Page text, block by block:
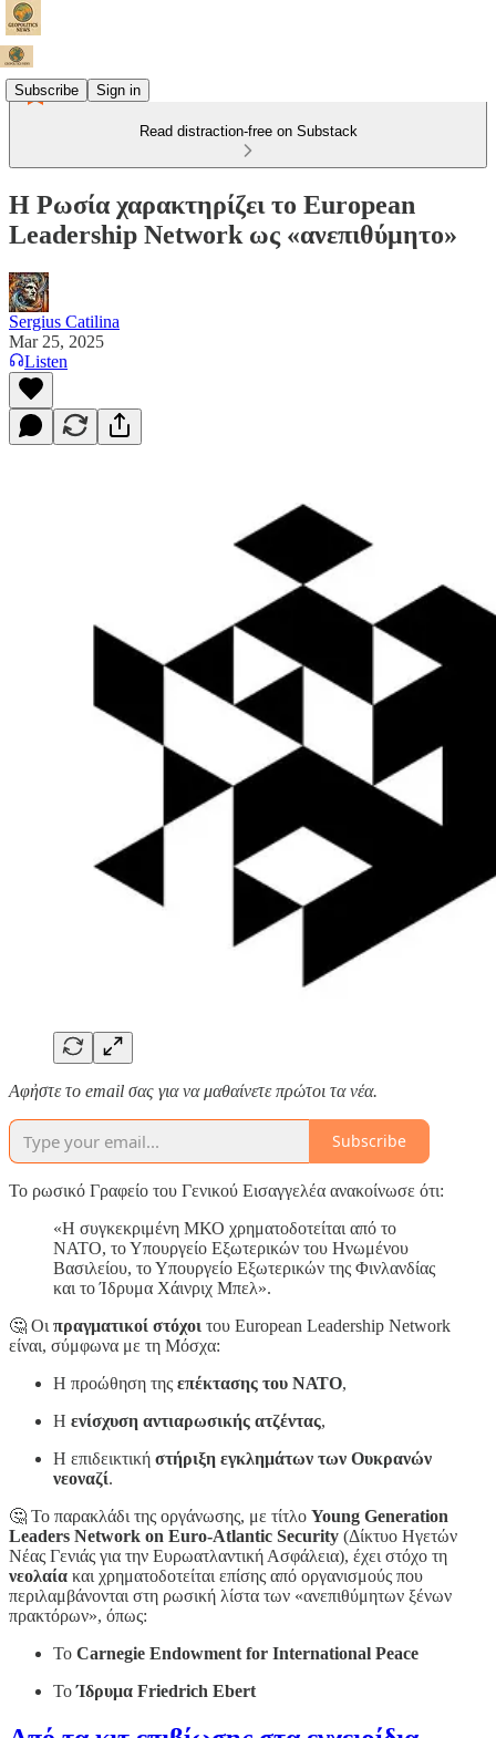
Subscribe Sign in
Read distraction-free on Substack
Η Ρωσία χαρακτηρίζει το European
Leadership Network ως «ανεπιθύμητο»
Sergius Catilina
Mar 25, 2025
Listen
Αφἠστε το email σας για να μαθαίνετε πρώτοι τα νέα.
Subscribe
Το ρωσικό Γραφείο του Γενικού Εισαγγελέα ανακοίνωσε ότι:
«Η συγκεκριμένη ΜΚΟ χρηματοδοτείται από το
ΝΑΤΟ, το Υπουργείο Εξωτερικών του Ηνωμένου
Βασιλείου, το Υπουργείο Εξωτερικών της Φινλανδίας
και το Ίδρυμα Χάινριχ Μπελ».
🤔 Οι πραγματικοί στόχοι του European Leadership Network
είναι, σύμφωνα με τη Μόσχα:
Η προώθηση της επέκτασης του ΝΑΤΟ,
Η ενίσχυση αντιαρωσικής ατζέντας,
Η επιδεικτική στήριξη εγκλημάτων των Ουκρανών
νεοναζί.
🤔 Το παρακλάδι της οργάνωσης, με τίτλο Young Generation
Leaders Network on Euro-Atlantic Security (Δίκτυο Ηγετών
Νέας Γενιάς για την Ευρωατλαντική Ασφάλεια), έχει στόχο τη
νεολαία και χρηματοδοτείται επίσης από οργανισμούς που
περιλαμβάνονται στη ρωσική λίστα των «ανεπιθύμητων ξένων
πρακτόρων», όπως:
Το Carnegie Endowment for International Peace
ΤοΊδρυμα Friedrich Ebert